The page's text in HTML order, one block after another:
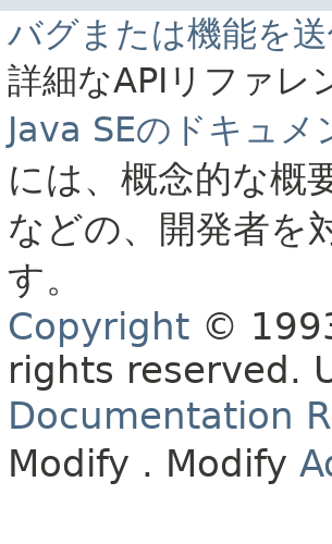
バグまたは機能を
詳細なAPIリファレ
Java SEのドキュメ
には、概念的な概
などの、開発者を
す。
Copyright ©
rights reserved.
Documentation
Modify . Modify